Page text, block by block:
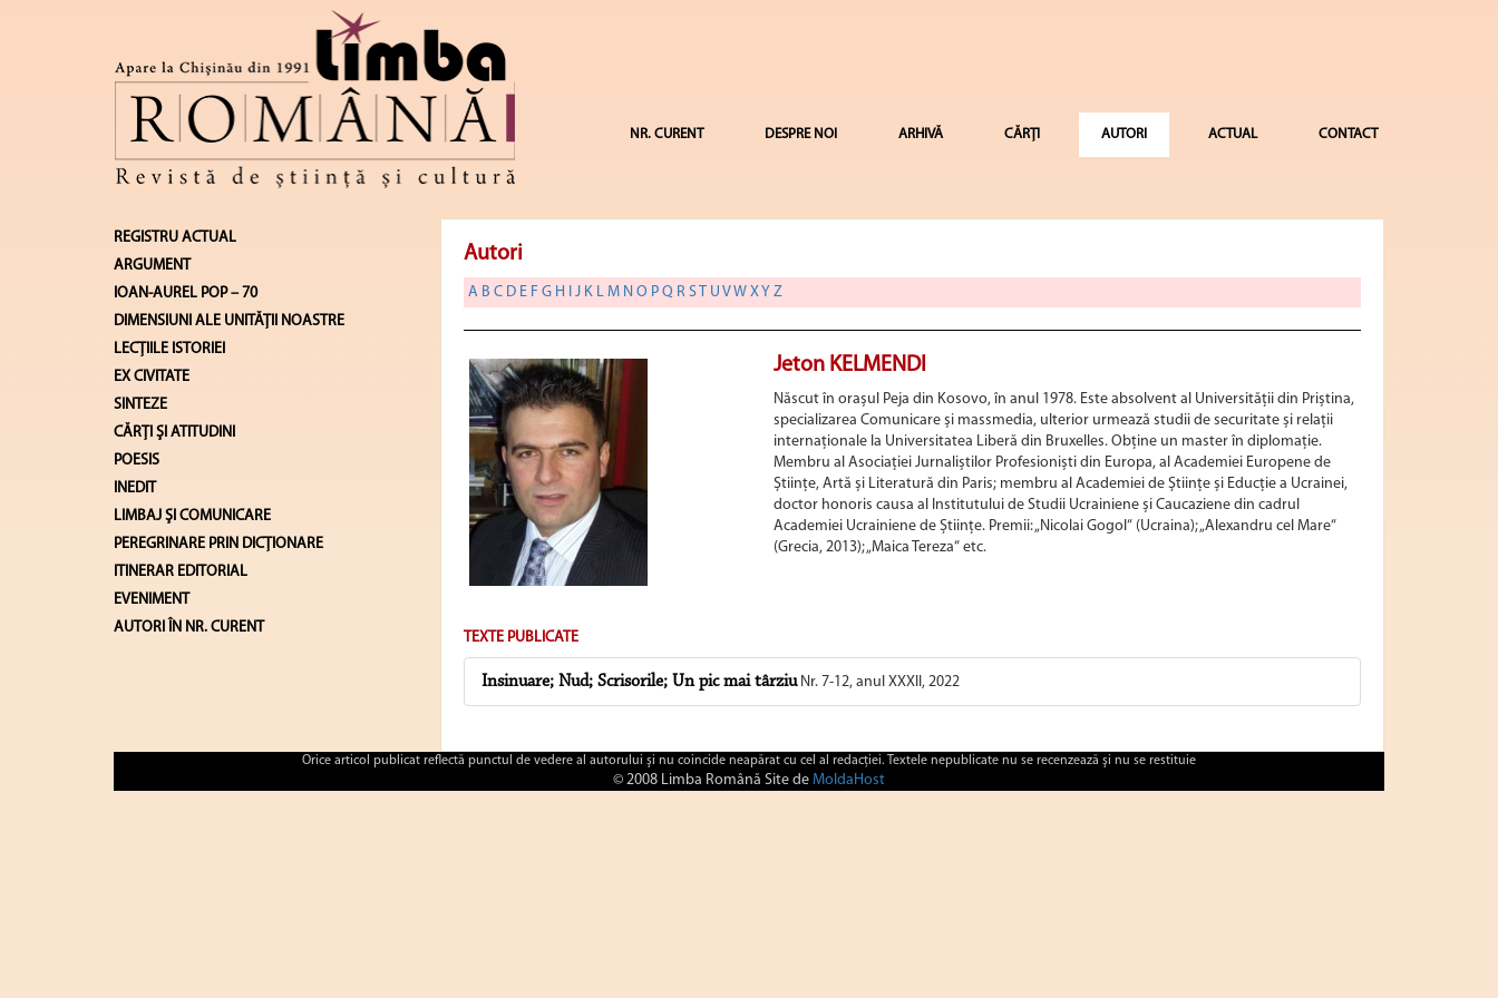
NR. CURENT DESPRE NOI ARHIVĂ CĂRȚI AUTORI ACTUAL CONTACT
REGISTRU ACTUAL
ARGUMENT
IOAN-AUREL POP – 70
DIMENSIUNI ALE UNITĂŢII NOASTRE
LECŢIILE ISTORIEI
EX CIVITATE
SINTEZE
CĂRŢI ŞI ATITUDINI
POESIS
INEDIT
LIMBAJ ŞI COMUNICARE
PEREGRINARE PRIN DICȚIONARE
ITINERAR EDITORIAL
EVENIMENT
AUTORI ÎN NR. CURENT
Autori
A B C D E F G H J K L M N O P Q R ST U VW XY Z
Jeton KELMENDI
Născut în orașul Peja din Kosovo, în anul 1978. Este absolvent al Universității din Priștina,
specializarea Comunicare și massmedia, ulterior urmează studii de securitate și relații
internaționale la Universitatea Liberă din Bruxelles. Obține un master în diplomație.
Membru al Asociației Jurnaliștilor Profesioniști din Europa, al Academiei Europene de
Științe, Artă și Literatură din Paris; membru al Academiei de Științe și Educție a Ucrainei,
doctor honoris causa al Institutului de Studii Ucrainiene și Caucaziene din cadrul
Academiei Ucrainiene de Științe. Premii: „Nicolai Gogol“ (Ucraina); „Alexandru cel Mare“
(Grecia, 2013); „Maica Tereza“ etc.
TEXTE PUBLICATE
Insinuare; Nud; Scrisorile; Un pic mai târziuNr. 7-12, anul XXXII, 2022
Orice articol publicat reflectă punctul de vedere al autorului şi nu coincide neapărat cu cel al redacţiei. Textele nepublicate nu se recenzează şi nu se restituie
© 2008 Limba Română Site de MoldaHost